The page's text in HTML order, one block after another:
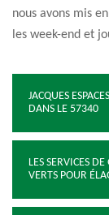
nous avons mis
les week-end et
JACQUES
DANS LE 57340
LES SERVICES
VERTS POUR